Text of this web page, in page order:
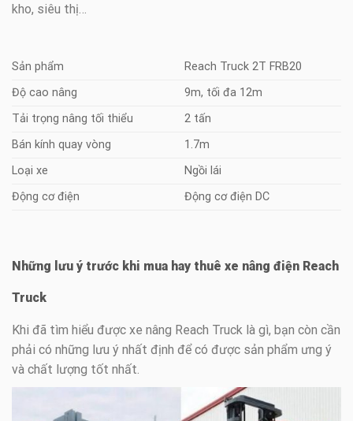
kho, siêu thị…
Sản phẩm
Reach Truck 2T FRB20
Độ cao nâng
9m, tối đa 12m
Tải trọng nâng tối thiểu
2 tấn
Bán kính quay vòng
1.7m
Loại xe
Ngồi lái
Động cơ điện
Động cơ điện DC
Những lưu ý trước khi mua hay thuê xe nâng điện Reach
Truck
Khi đã tìm hiểu được xe nâng Reach Truck là gì, bạn còn cần
phải có những lưu ý nhất định để có được sản phẩm ưng ý
và chất lượng tốt nhất.